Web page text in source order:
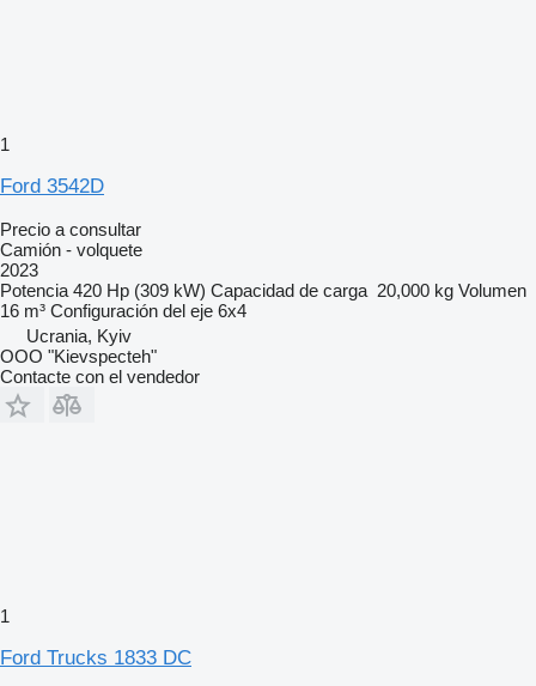
1
Ford 3542D
Precio a consultar
Camión - volquete
2023
Potencia 420 Hp (309 kW) Capacidad de carga 20,000 kg Volumen
16 m³ Configuración del eje 6x4
Ucrania, Kyiv
OOO "Kievspecteh"
Contacte con el vendedor
1
Ford Trucks 1833 DC